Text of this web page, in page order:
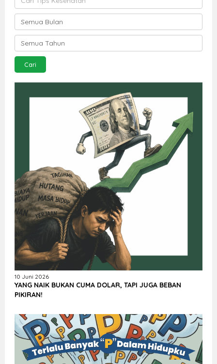
10 Juni 2026
YANG NAIK BUKAN CUMA DOLAR, TAPI JUGA BEBAN
PIKIRAN!